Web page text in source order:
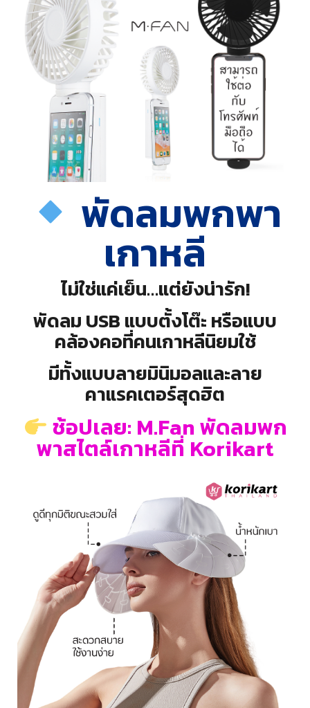
พัดลมพกพา
เกาหลี
ไม่ใช่แค่เย็น…แต่ยังน่ารัก!
พัดลม USB แบบตั้งโต๊ะ หรือแบบ
คล้องคอที่คนเกาหลีนิยมใช้
มีทั้งแบบลายมินิมอลและลาย
คาแรคเตอร์สุดฮิต
ช้อปเลย: M.Fan พัดลมพก
พาสไตล์เกาหลีที่ Korikart